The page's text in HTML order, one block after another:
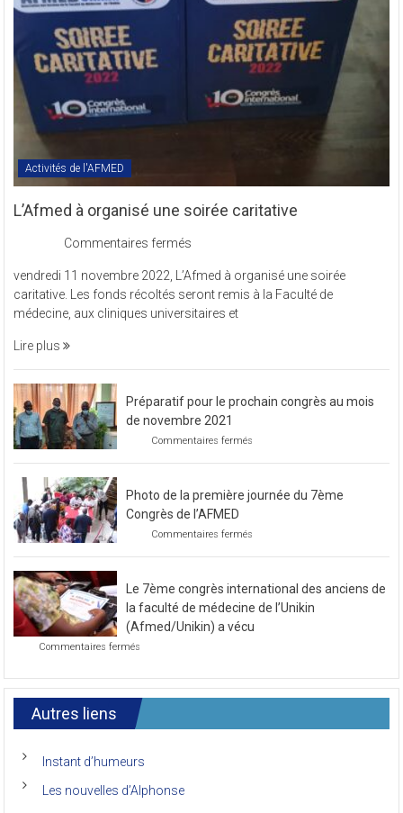
COMREV.
Activités de l'AFMED
L’Afmed à organisé une soirée caritative
Commentaires fermés
à
organisé
une
vendredi 11 novembre 2022, L’Afmed à organisé une soirée
caritative. Les fonds récoltés seront remis à la Faculté de
médecine, aux cliniques universitaires et
Lire plus
Préparatif pour le prochain congrès au mois
de novembre 2021
Commentaires fermés
prochain
de
2021
Photo de la première journée du 7ème
Congrès de l’AFMED
Commentaires fermés
première
journée
7ème
l’AFMED
Le 7ème congrès international des anciens de
la faculté de médecine de l’Unikin
(Afmed/Unikin) a vécu
Commentaires fermés
congrès
international
anciens
la
de
Autres liens
Instant d’humeurs
Les nouvelles d’Alphonse